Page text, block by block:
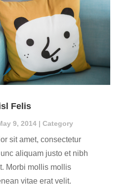
Felis
9, 2014| Category
sit amet, consectetur
aliquam justo et nibh
Morbi mollis mollis
vitae erat velit.